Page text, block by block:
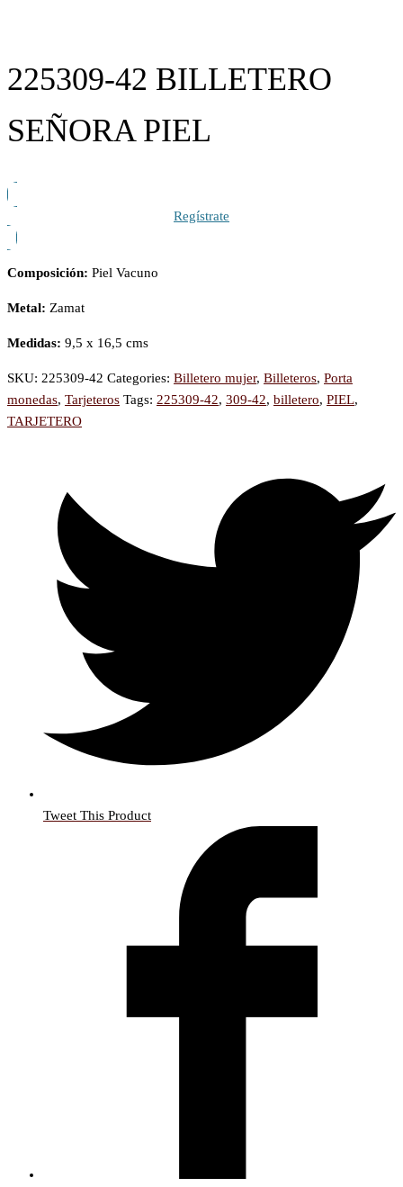
225309-42 BILLETERO
SEÑORA PIEL
Regístrate
Composición: Piel Vacuno
Metal: Zamat
Medidas: 9,5 x 16,5 cms
SKU: 225309-42 Categories: Billetero mujer, Billeteros, Porta
monedas, Tarjeteros Tags: 225309-42, 309-42, billetero, PIEL,
TARJETERO
Tweet This Product